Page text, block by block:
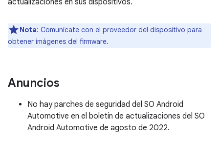
actualizaciones en sus dispositivos.
Nota: Comunícate con el proveedor del dispositivo para
obtener imágenes del firmware.
Anuncios
No hay parches de seguridad del SO Android
Automotive en el boletín de actualizaciones del SO
Android Automotive de agosto de 2022.